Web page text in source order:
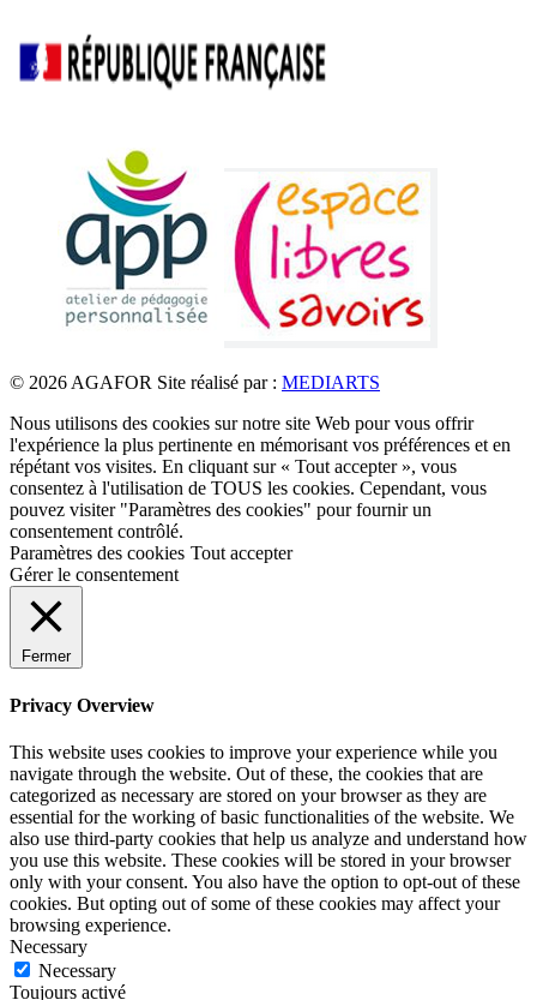
© 2026 AGAFOR Site réalisé par : MEDIARTS
Nous utilisons des cookies sur notre site Web pour vous offrir
l'expérience la plus pertinente en mémorisant vos préférences et en
répétant vos visites. En cliquant sur « Tout accepter », vous
consentez à l'utilisation de TOUS les cookies. Cependant, vous
pouvez visiter "Paramètres des cookies" pour fournir un
consentement contrôlé.
Paramètres des cookies Tout accepter
Gérer le consentement
Fermer
Privacy Overview
This website uses cookies to improve your experience while you
navigate through the website. Out of these, the cookies that are
categorized as necessary are stored on your browser as they are
essential for the working of basic functionalities of the website. We
also use third-party cookies that help us analyze and understand how
you use this website. These cookies will be stored in your browser
only with your consent. You also have the option to opt-out of these
cookies. But opting out of some of these cookies may affect your
browsing experience.
Necessary
Necessary
Toujours activé